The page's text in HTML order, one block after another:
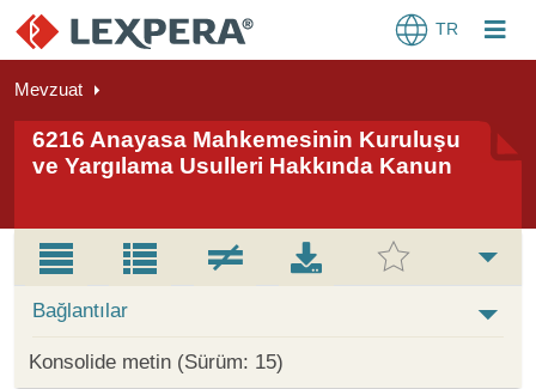
TR
Mevzuat
6216 Anayasa Mahkemesinin Kuruluşu
ve Yargılama Usulleri Hakkında Kanun
Bağlantılar
Konsolide metin (Sürüm: 15)